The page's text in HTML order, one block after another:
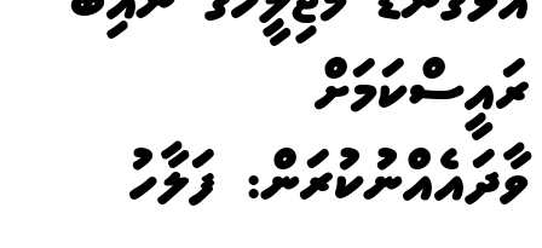
ރައީސްކަމަށް
ވާދައެއްނުކުރަން: ފަލާހު